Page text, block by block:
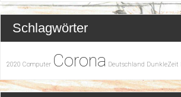
Schlagwörter
2020 Computer Corona Deutschland DunkleZeit